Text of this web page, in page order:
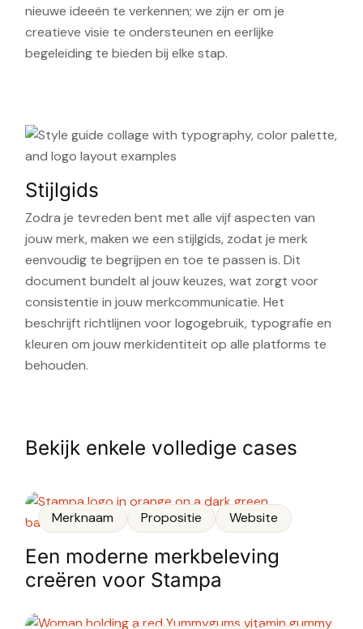
nieuwe ideeën te verkennen; we zijn er om je
creatieve visie te ondersteunen en eerlijke
begeleiding te bieden bij elke stap.
Stijlgids
Zodra je tevreden bent met alle vijf aspecten van
jouw merk, maken we een stijlgids, zodat je merk
eenvoudig te begrijpen en toe te passen is. Dit
document bundelt al jouw keuzes, wat zorgt voor
consistentie in jouw merkcommunicatie. Het
beschrijft richtlijnen voor logogebruik, typografie en
kleuren om jouw merkidentiteit op alle platforms te
behouden.
Bekijk enkele volledige cases
Merknaam Propositie Website
Een moderne merkbeleving
creëren voor Stampa